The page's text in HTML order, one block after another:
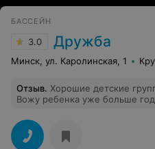
БАССЕЙН
3.0 Дружба
Минск, ул. Каролинская, 1
Отзыв. Хорошие детские
Вожу ребенка уже больше
обслуживание совершенно
смысле этого слова.